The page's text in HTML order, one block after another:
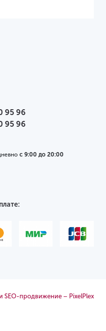
95 96
95 96
с 9:00 до 20:00
SEO-продвижение – PixelPlex